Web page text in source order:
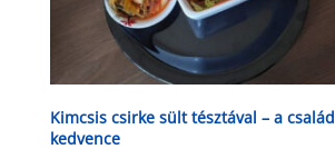
Kimcsis csirke sült tésztával – a család
kedvence